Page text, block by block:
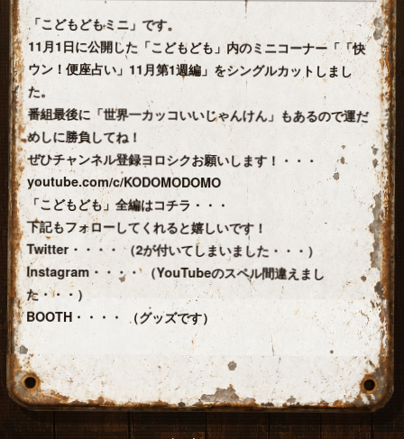
「こどもどもミニ」です。
11月1日に公開した「こどもども」内のミニコーナー「「快
ウン！便座占い」11月第1週編」をシングルカットしまし
た。
番組最後に「世界一カッコいいじゃんけん」もあるので運だ
めしに勝負してね！
ぜひチャンネル登録ヨロシクお願いします！・・・
youtube.com/c/KODOMODOMO
「こどもども」全編はコチラ・・・
下記もフォローしてくれると嬉しいです！
Twitter・・・・ （2が付いてしまいました・・・）
Instagram・・・・ （YouTubeのスペル間違えまし
た・・・）
BOOTH・・・・ （グッズです）